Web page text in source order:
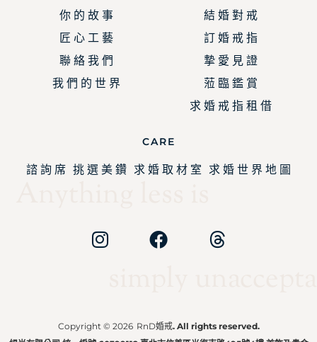
你 的 故 事
匠 心 工 藝
聯 絡 我 們
我 們 的 世 界
結 婚 對 戒
訂 婚 戒 指
摯 愛 見 證
蒞 臨 鑑 賞
求 婚 戒 指 租 借
CARE
諮 詢 席 挑 選 美 鑽 求 婚 取 材 室 求 婚 世 界 地 圖
Copyright © 2026 RnD婚戒. All rights reserved.